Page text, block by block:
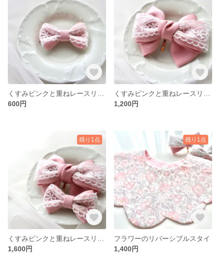
600円
1,200円
残り1点
1,600円
残り1点
フラワーのリバーシブルスタイ
1,400円